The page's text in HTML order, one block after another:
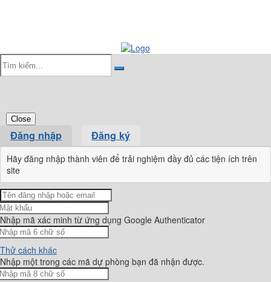
Close
Đăng nhập Đăng ký
Hãy đăng nhập thành viên để trải nghiệm đầy đủ các tiện ích trên
site
Nhập mã xác minh từ ứng dụng Google Authenticator
Thử cách khác
Nhập một trong các mã dự phòng bạn đã nhận được.